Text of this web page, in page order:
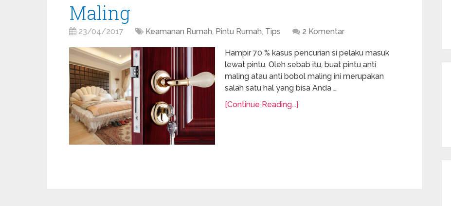
Maling
23/04/2017 Keamanan Rumah, Pintu Rumah, Tips 2 Komentar
Hampir 70 % kasus pencurian si pelaku masuk
lewat pintu. Oleh sebab itu, buat pintu anti
maling atau anti bobol maling ini merupakan
salah satu hal yang bisa Anda …
[Continue Reading...]